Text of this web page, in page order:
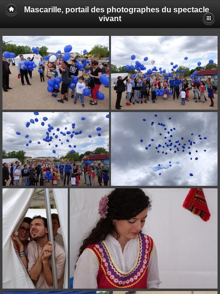
Mascarille, portail des photographes du spectacle
vivant